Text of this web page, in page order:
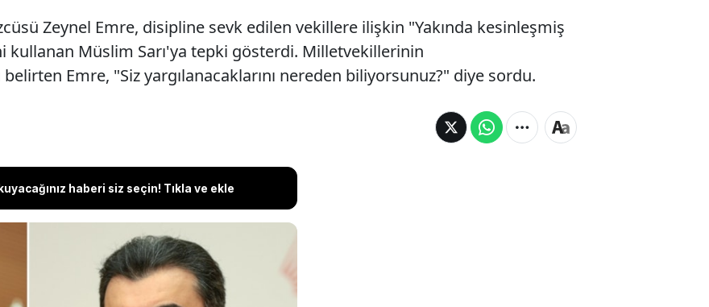
Zeynel Emre, disipline sevk edilen vekillere ilişkin "Yakında kesinleşmiş
kullanan Müslim Sarı'ya tepki gösterdi. Milletvekillerinin
Emre, "Siz yargılanacaklarını nereden biliyorsunuz?" diye sordu.
haberi siz seçin! Tıkla ve ekle